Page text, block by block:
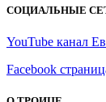
СОЦИАЛЬНЫЕ
YouTube канал
Facebook